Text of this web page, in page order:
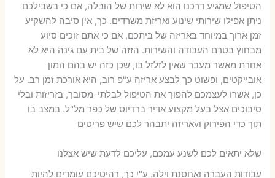
הטיפול שמגיע דרכנו הוא לא שירות של הובלה, אם כי בשבילכם
ניתן אפילו שירותי שינוע ואריזת משרדים. כך, אין סיבה להשקיע
זמן ארוך במיוחד באריזה של ביתכם, אם כי אתם זוכים סיוע
מבחוץ בטרם העבודה והשירות. הזזה של בית עם גינה היא לא
אחרת מאשר מעבר שאין לזלזל בו, שכן כזה יש בהם המון
אובייקטים, ופשוט כך לבצע אריזה ע"פ רוב, היא אורכת זמן רב. על
כן, אשרו לעצמכם להפוך את הטיפול לבלתי-מסובך, בזריזות ובלי
סיבוכים אצל בעל מקצוע אדיר ברדיוס של כפר מל"ל. במצב בו
תוך כדי הפירוק וvאריזה יתבהר לכם שיש פריטים
שלא יתאים לכם לשנע עמכם, עליכם לדעת שיש אצלנו
עבודות העברה ואחסנת וילה. ע"י כך, רהיטיכם עומדים להיות